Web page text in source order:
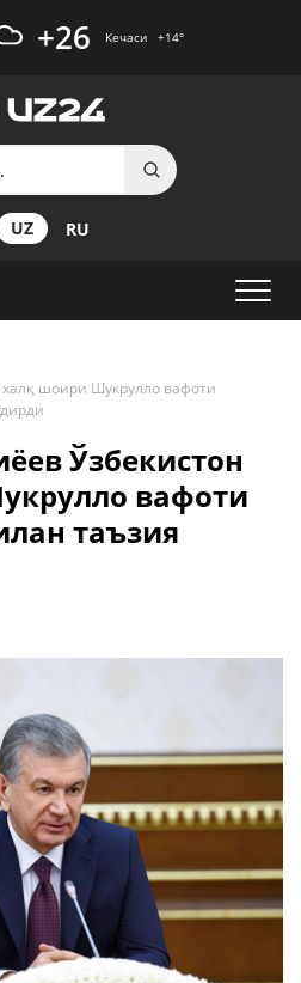
+26 Кечаси +14°
UZ RU
шоири Шукрулло вафоти
Ўзбекистон
вафоти
таъзия